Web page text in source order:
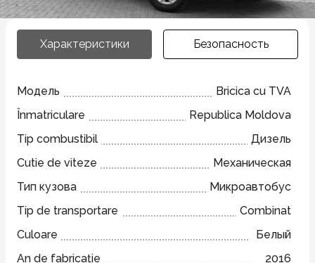
Характеристики Безопасность
Модель
Bricica cu TVA
Înmatriculare
Republica Moldova
Tip combustibil
Дизель
Cutie de viteze
Механическая
Тип кузова
Микроавтобус
Tip de transportare
Combinat
Culoare
Белый
An de fabricație
2016